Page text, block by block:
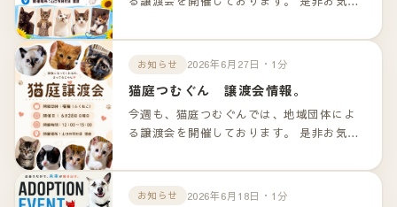
ンクよりご確認下さいませ。
お知らせ 2026年6月27日・1分
猫庭つむぐん 譲渡会情報。
今週も、猫庭つむぐんでは、地域団体によ
る譲渡会を開催しております。 是非お気軽
ンクよりご確認下さいませ。
お知らせ 2026年6月18日・1分